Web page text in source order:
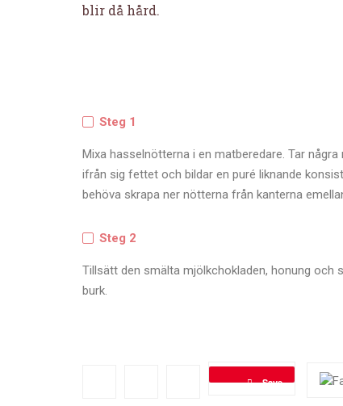
blir då hård.
Steg 1
Mixa hasselnötterna i en matberedare. Tar
ifrån sig fettet och bildar en puré liknande
behöva skrapa ner nötterna från kanterna
Steg 2
Tillsätt den smälta mjölkchokladen, honung och
burk.
Save